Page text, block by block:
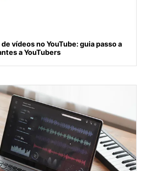
vídeos no YouTube: guia passo a
a YouTubers